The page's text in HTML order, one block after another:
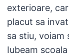
exterioare,
placut sa
sa stiu, voiam
Iubeam